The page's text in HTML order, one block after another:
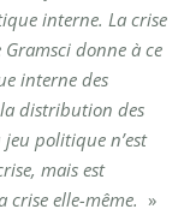
interne. La crise
Gramsci donne à ce
interne des
distribution des
jeu politique n’est
mais est
crise elle-même. »